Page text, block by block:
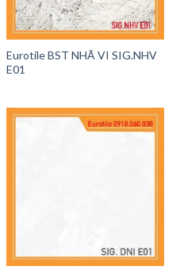
Eurotile BST NHÃ VI SIG.NHV
E01